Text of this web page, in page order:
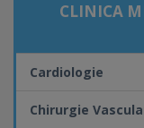
CLINICA
Cardiologie
Chirurgie